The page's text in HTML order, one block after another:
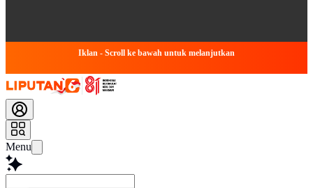
Iklan - Scroll ke bawah untuk melanjutkan
Menu